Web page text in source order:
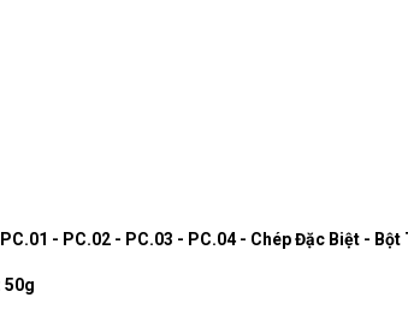
- PC.02 - PC.03 - PC.04 - Chép Đặc Biệt - Bột
50g